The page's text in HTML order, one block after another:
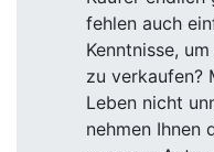
fehlen auch
Kenntnisse,
zu verkaufen?
Leben nicht
nehmen Ihnen